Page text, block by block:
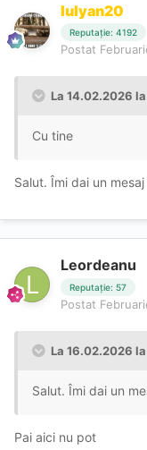
Iulyan20
Reputație: 4192
Postat
La 14.02.2026
Cu tine
Salut. Îmi dai un
Leordeanu
Reputație: 57
Postat
La 16.02.2026
Salut. Îmi dai un
Pai aici nu pot